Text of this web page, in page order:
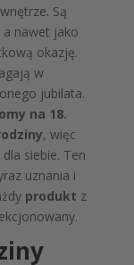
Są
a nawet jako
okazję.
w
jubilata.
na 18.
, więc
dla siebie. Ten
uznania i
produkt z